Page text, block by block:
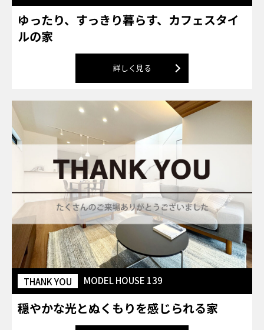
ゆったり、すっきり暮らす、カフェスタイ
ルの家
詳しく見る
THANK YOU MODEL HOUSE 139
穏やかな光とぬくもりを感じられる家